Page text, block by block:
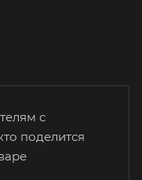
с
поделится